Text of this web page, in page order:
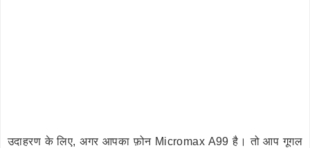
उदाहरण के लिए, अगर आपका फ़ोन Micromax A99 है। तो आप गूगल